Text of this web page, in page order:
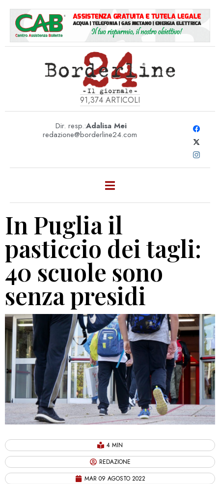
91,374 ARTICOLI
Dir. resp.:Adalisa Mei
redazione@borderline24.com
In Puglia il
pasticcio dei tagli:
40 scuole sono
senza presidi
4 MIN
REDAZIONE
MAR 09 AGOSTO 2022